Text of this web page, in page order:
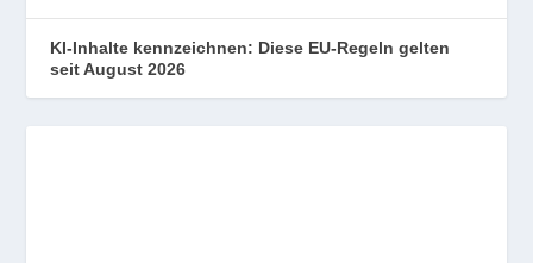
KI-Inhalte kennzeichnen: Diese EU-Regeln gelten
seit August 2026